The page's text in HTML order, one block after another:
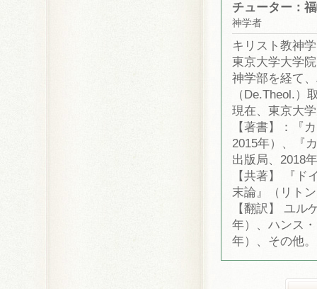
チューター
神学者
キリスト教神
東京大学大学
神学部を経て
（De.Theol.）
現在、東京大
【著書】：『
2015年）、『
出版局、2018
【共著】 『
末論』（リト
【翻訳】 ユル
年）、ハンス
年）、その他。